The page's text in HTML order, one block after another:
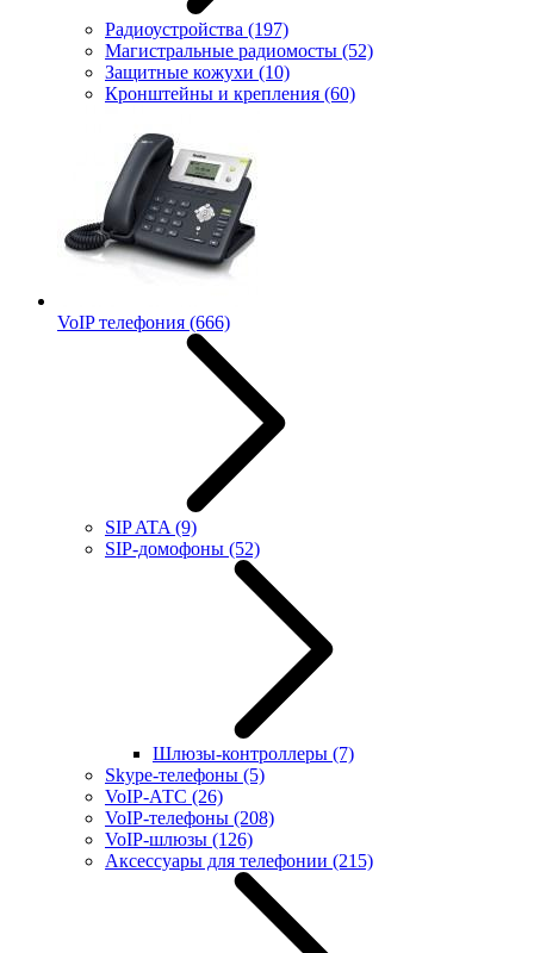
Радиоустройства (197)
Магистральные радиомосты (52)
Защитные кожухи (10)
Кронштейны и крепления (60)
VoIP телефония (666)
SIP ATA (9)
SIP-домофоны (52)
Шлюзы-контроллеры (7)
Skype-телефоны (5)
VoIP-АТС (26)
VoIP-телефоны (208)
VoIP-шлюзы (126)
Аксессуары для телефонии (215)